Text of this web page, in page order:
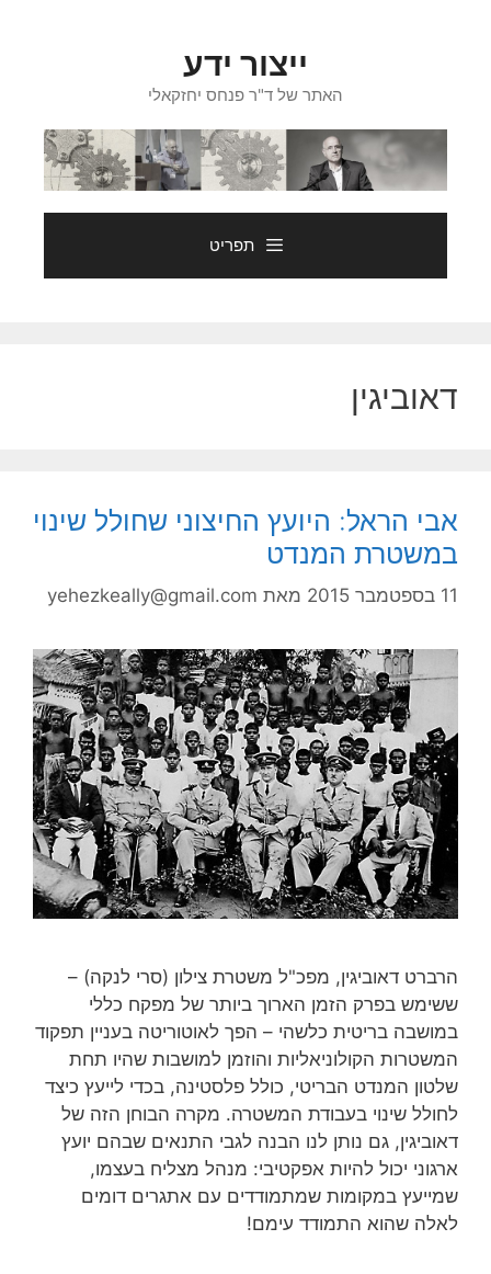
ייצור ידע
האתר של ד"ר פנחס יחזקאלי
תפריט
דאוביגין
אבי הראל: היועץ החיצוני שחולל שינוי
במשטרת המנדט
11 בספטמבר 2015 מאת yehezkeally@gmail.com
הרברט דאוביגין, מפכ"ל משטרת צילון (סרי לנקה) –
ששימש בפרק הזמן הארוך ביותר של מפקח כללי
במושבה בריטית כלשהי – הפך לאוטוריטה בעניין תפקוד
המשטרות הקולוניאליות והוזמן למושבות שהיו תחת
שלטון המנדט הבריטי, כולל פלסטינה, בכדי לייעץ כיצד
לחולל שינוי בעבודת המשטרה. מקרה הבוחן הזה של
דאוביגין, גם נותן לנו הבנה לגבי התנאים שבהם יועץ
ארגוני יכול להיות אפקטיבי: מנהל מצליח בעצמו,
שמייעץ במקומות שמתמודדים עם אתגרים דומים
לאלה שהוא התמודד עימם!